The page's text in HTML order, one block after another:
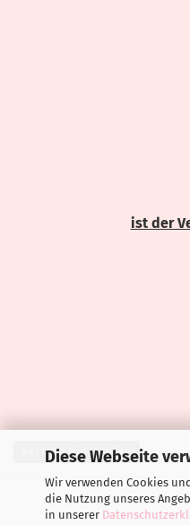
Diese Webseite
Wir verwenden Cookies
die Nutzung unseres
in unserer
ist der
Vertrag widerrufen